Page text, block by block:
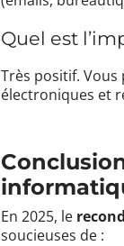
Quel est
Très positif.
électroniques et
En 2025, le
soucieuses de :